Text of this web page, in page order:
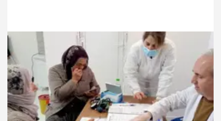
Bayramı’nda Cumhurbaşkanlığı Külliyesi’nde bir konser
verecek.
18.05.2026 Gündem